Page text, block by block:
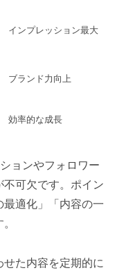
インプレッション最大
ブランド力向上
効率的な成長
ョンやフォロワー
不可欠です。ポイン
最適化」「内容の一
た内容を定期的に